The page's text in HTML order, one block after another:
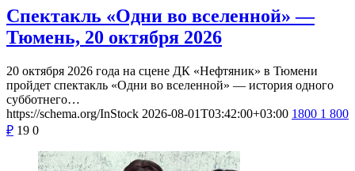
Спектакль «Одни во вселенной» —
Тюмень, 20 октября 2026
20 октября 2026 года на сцене ДК «Нефтяник» в Тюмени
пройдет спектакль «Одни во вселенной» — история одного
субботнего…
https://schema.org/InStock 2026-08-01T03:42:00+03:00 1800 1 800
₽ 19 0